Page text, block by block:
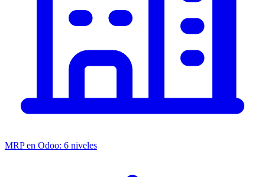
MRP en Odoo: 6 niveles